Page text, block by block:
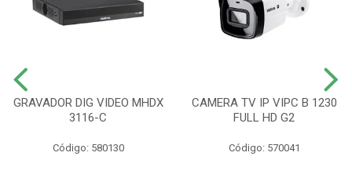
GRAVADOR DIG VIDEO MHDX
3116-C
Código: 580130
CAMERA TV IP VIPC B 1230
FULL HD G2
Código: 570041